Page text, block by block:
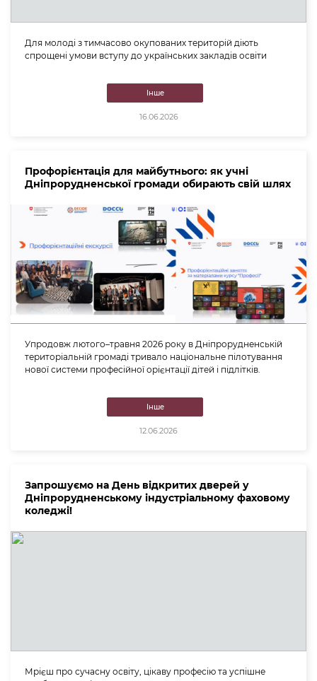
Для молоді з тимчасово окупованих територій діють
спрощені умови вступу до українських закладів освіти
Інше
16.06.2026
Профорієнтація для майбутнього: як учні
Дніпрорудненської громади обирають свій шлях
Упродовж лютого–травня 2026 року в Дніпрорудненській
територіальній громаді тривало національне пілотування
нової системи професійної орієнтації дітей і підлітків.
Інше
12.06.2026
Запрошуємо на День відкритих дверей у
Дніпрорудненському індустріальному фаховому
коледжі!
Мрієш про сучасну освіту, цікаву професію та успішне